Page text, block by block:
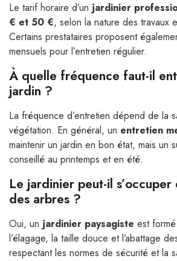
Le tarif horaire d’un jardinier
€ et 50 €, selon la nature des travaux
Certains prestataires proposent
mensuels pour l’entretien régulier.
À quelle fréquence faut-il
jardin ?
La fréquence d’entretien dépend de la
végétation. En général, un entretien
maintenir un jardin en bon état, mais un
conseillé au printemps et en été.
Le jardinier peut-il s’occuper
des arbres ?
Oui, un jardinier paysagiste est
l’élagage, la taille douce et l’abattage
respectant les normes de sécurité et la